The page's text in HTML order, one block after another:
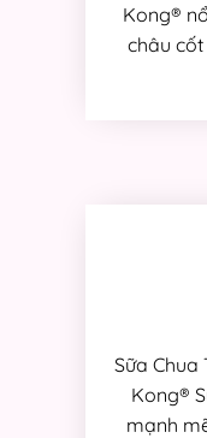
Kong®
châu
Sữa Chua
Kong®
mạnh